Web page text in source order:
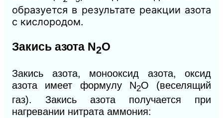
образуется в результате реакции азота
с кислородом.
Закись азота N2O
Закись азота, монооксид азота, оксид
азота имеет формулу N2O (веселящий
газ). Закись азота получается при
нагревании нитрата аммония: